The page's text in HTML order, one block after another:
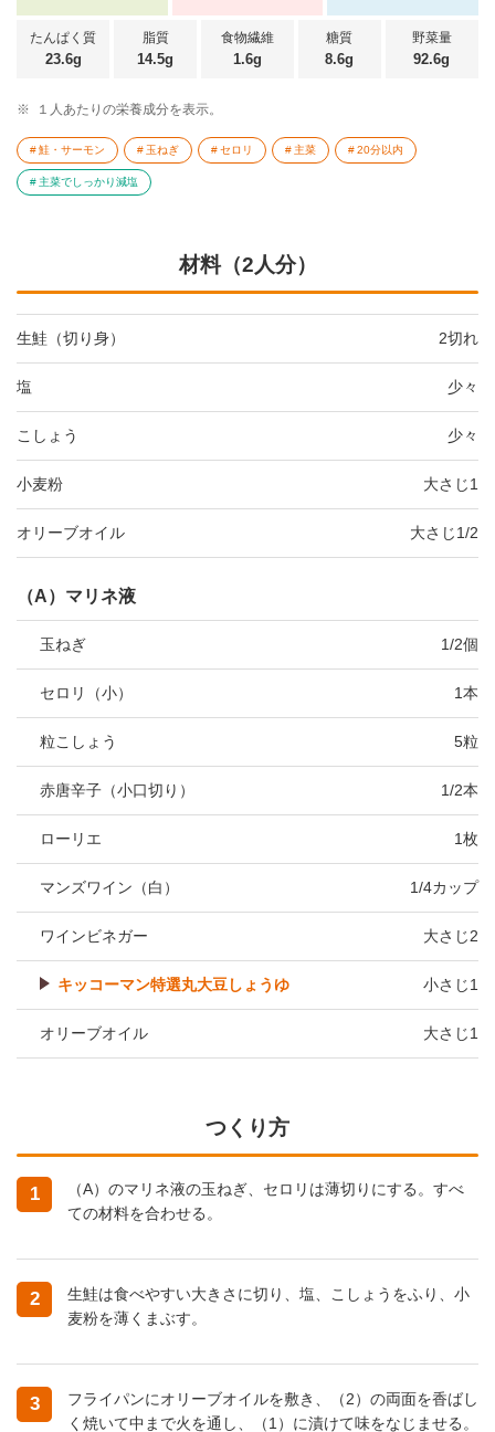
たんぱく質
23.6g
脂質
14.5g
食物繊維
1.6g
糖質
8.6g
野菜量
92.6g
※ １人あたりの栄養成分を表示。
鮭・サーモン 玉ねぎ セロリ 主菜 20分以内
主菜でしっかり減塩
材料（2人分）
生鮭（切り身） 2切れ
塩 少々
こしょう 少々
小麦粉 大さじ1
オリーブオイル 大さじ1/2
（A）マリネ液
玉ねぎ 1/2個
セロリ（小） 1本
粒こしょう 5粒
赤唐辛子（小口切り） 1/2本
ローリエ 1枚
マンズワイン（白） 1/4カップ
ワインビネガー 大さじ2
キッコーマン特選丸大豆しょうゆ 小さじ1
オリーブオイル 大さじ1
つくり方
1
（A）のマリネ液の玉ねぎ、セロリは薄切りにする。すべ
ての材料を合わせる。
2
生鮭は食べやすい大きさに切り、塩、こしょうをふり、小
麦粉を薄くまぶす。
3
フライパンにオリーブオイルを敷き、（2）の両面を香ばし
く焼いて中まで火を通し、（1）に漬けて味をなじませる。